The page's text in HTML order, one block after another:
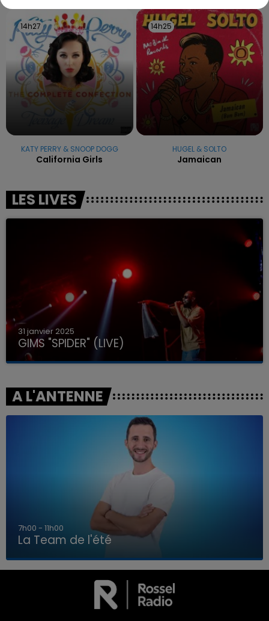
LA TEAM DE L'ÉTÉ
14h27
14h27
KATY PERRY & SNOOP DOGG
California Girls
14h25
14h25
HUGEL & SOLTO
Jamaican
LES LIVES
31 janvier 2025
GIMS "SPIDER" (LIVE)
A L'ANTENNE
7h00 - 11h00
La Team de l'été